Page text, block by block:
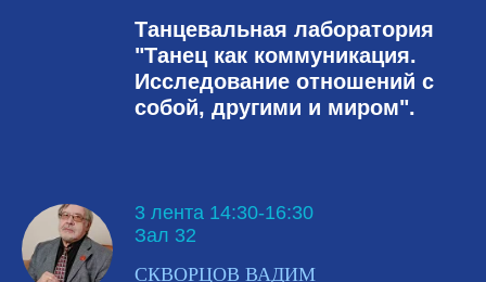
Танцевальная лаборатория
"Танец как коммуникация.
Исследование отношений с
собой, другими и миром".
3 лента 14:30-16:30
Зал 32
СКВОРЦОВ ВАДИМ